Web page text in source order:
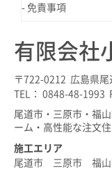
免責事項
有限会社
〒722-0212 広島県尾
TEL： 0848-48-1993
尾道市・三原市・福
ーム・高性能な注文
施工エリア
尾道市 三原市 福